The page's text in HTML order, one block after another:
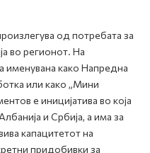
Open
Open
од потребата за
во регионот. На
именувана како Напредна
или како „Мини
е иницијатива во која
и Србија, а има за
капацитетот на
придобивки за